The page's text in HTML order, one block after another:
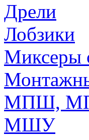
Дрели
Лобзики
Миксеры
МПШ,
МШУ